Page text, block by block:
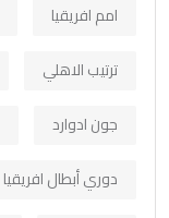
امم افريقيا
ترتيب الاهلي
جون ادوارد
دوري أبطال افريقيا